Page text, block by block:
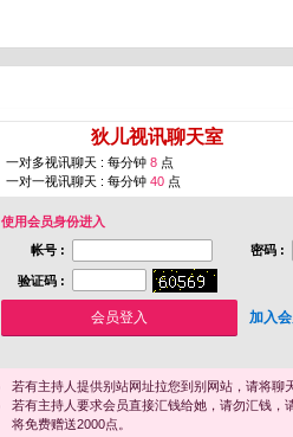
狄儿视讯聊天室
一对多视讯聊天 : 每分钟 8 点
一对一视讯聊天 : 每分钟 40 点
使用会员身份进入
帐号 :
密码 :
验证码 :
加入
若有主持人提供别站网址拉您到别网站，请将聊
若有主持人要求会员直接汇钱给她，请勿汇钱
将免费赠送2000点。